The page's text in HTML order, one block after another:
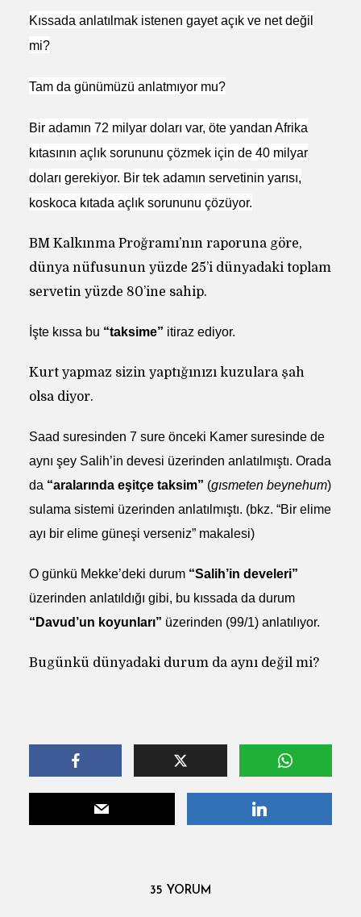
Kıssada anlatılmak istenen gayet açık ve net değil
mi?
Tam da günümüzü anlatmıyor mu?
Bir adamın 72 milyar doları var, öte yandan Afrika
kıtasının açlık sorununu çözmek için de 40 milyar
doları gerekiyor. Bir tek adamın servetinin yarısı,
koskoca kıtada açlık sorununu çözüyor.
BM Kalkınma Proğramı’nın raporuna göre,
dünya nüfusunun yüzde 25’i dünyadaki toplam
servetin yüzde 80’ine sahip.
İşte kıssa bu “taksime” itiraz ediyor.
Kurt yapmaz sizin yaptığınızı kuzulara şah
olsa diyor.
Saad suresinden 7 sure önceki Kamer suresinde de
aynı şey Salih’in devesi üzerinden anlatılmıştı. Orada
da “aralarında eşitçe taksim” (gısmeten beynehum)
sulama sistemi üzerinden anlatılmıştı. (bkz. “Bir elime
ayı bir elime güneşi verseniz” makalesi)
O günkü Mekke’deki durum “Salih’in develeri”
üzerinden anlatıldığı gibi, bu kıssada da durum
“Davud’un koyunları” üzerinden (99/1) anlatılıyor.
Bugünkü dünyadaki durum da aynı değil mi?
35 YORUM